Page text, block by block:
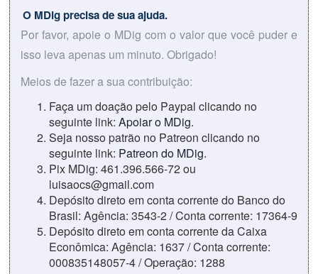
O MDig precisa de sua ajuda.
Por favor, apoie o MDig com o valor que você puder e
isso leva apenas um minuto. Obrigado!
Meios de fazer a sua contribuição:
Faça um doação pelo Paypal clicando no
seguinte link: Apoiar o MDig.
Seja nosso patrão no Patreon clicando no
seguinte link: Patreon do MDig.
Pix MDig: 461.396.566-72 ou
luisaocs@gmail.com
Depósito direto em conta corrente do Banco do
Brasil: Agência: 3543-2 / Conta corrente: 17364-9
Depósito direto em conta corrente da Caixa
Econômica: Agência: 1637 / Conta corrente:
000835148057-4 / Operação: 1288